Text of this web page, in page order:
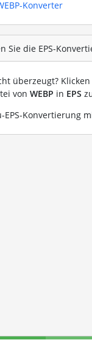
Konverter
Sie die EPS-
überzeugt?
von WEBP in EPS
EPS-Konvertierung